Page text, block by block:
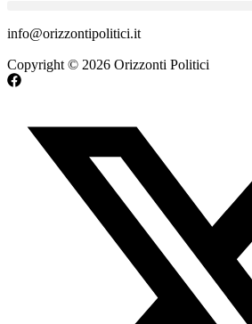
info@orizzontipolitici.it
Copyright © 2026 Orizzonti Politici